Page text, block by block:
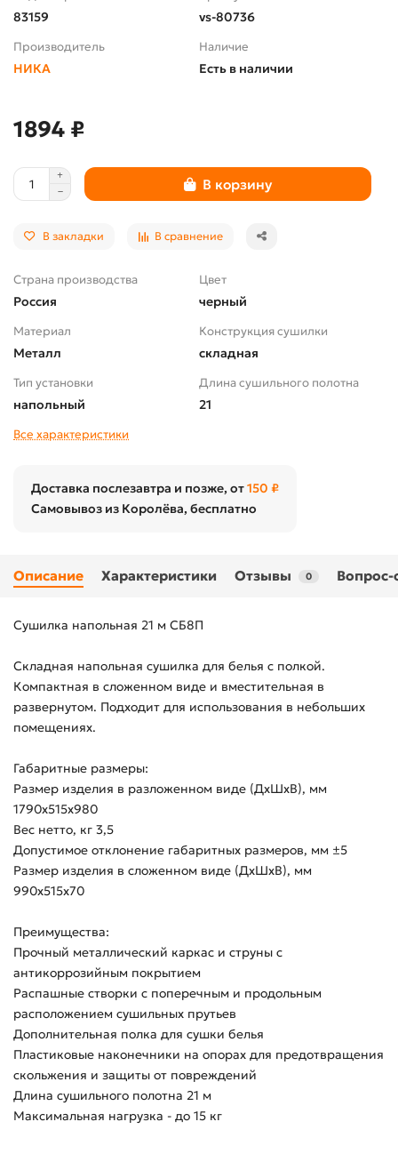
83159 vs-80736
Производитель
НИКА
Наличие
Есть в наличии
1894 ₽
В корзину
В закладки В сравнение
Страна производства
Россия
Цвет
черный
Материал
Металл
Конструкция сушилки
складная
Тип установки
напольный
Длина сушильного полотна
21
Все характеристики
Доставка послезавтра и позже, от150 ₽
Самовывоз из Королёва, бесплатно
Описание Характеристики Отзывы 0 Вопрос-
Сушилка напольная 21 м СБ8П
Складная напольная сушилка для белья с полкой.
Компактная в сложенном виде и вместительная в
развернутом. Подходит для использования в небольших
помещениях.
Габаритные размеры:
Размер изделия в разложенном виде (ДхШхВ), мм
1790х515х980
Вес нетто, кг 3,5
Допустимое отклонение габаритных размеров, мм ±5
Размер изделия в сложенном виде (ДхШхВ), мм
990х515х70
Преимущества:
Прочный металлический каркас и струны с
антикоррозийным покрытием
Распашные створки с поперечным и продольным
расположением сушильных прутьев
Дополнительная полка для сушки белья
Пластиковые наконечники на опорах для предотвращения
скольжения и защиты от повреждений
Длина сушильного полотна 21 м
Максимальная нагрузка - до 15 кг